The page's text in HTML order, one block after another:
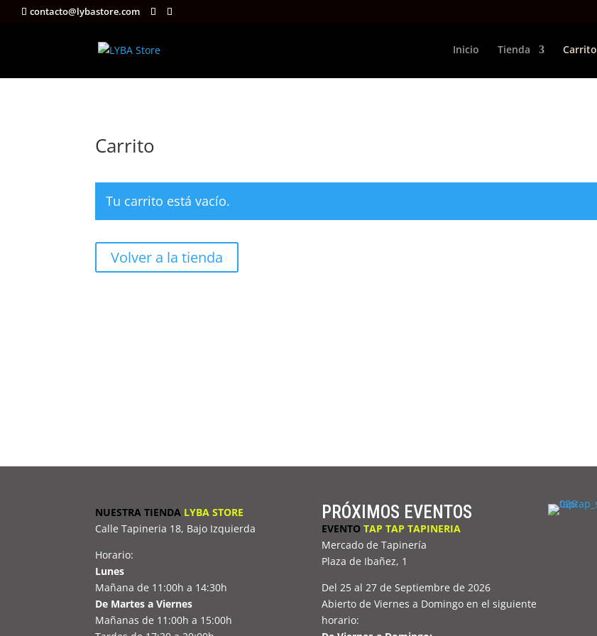
contacto@lybastore.com
Inicio Tienda Carrito
Carrito
Tu carrito está vacío.
Volver a la tienda
NUESTRA TIENDA LYBA STORE
Calle Tapineria 18, Bajo Izquierda
Horario:
Lunes
Mañana de 11:00h a 14:30h
De Martes a Viernes
Mañanas de 11:00h a 15:00h
PRÓXIMOS EVENTOS
EVENTO TAP TAP TAPINERIA
Mercado de Tapinería
Plaza de Ibañez, 1
Del 25 al 27 de Septiembre de 2026
Abierto de Viernes a Domingo en el siguiente
horario: